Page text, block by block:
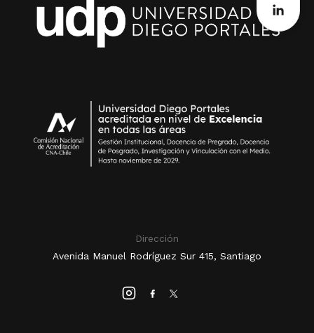
Dirección
Avenida Manuel Rodríguez Sur 415, Santiago